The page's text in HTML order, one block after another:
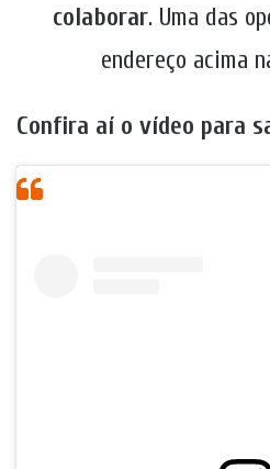
colaborar. Uma das
endereço acima
Confira aí o vídeo para